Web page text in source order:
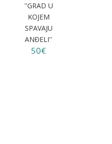
''GRAD U
KOJEM
SPAVAJU
ANĐELI''
50€